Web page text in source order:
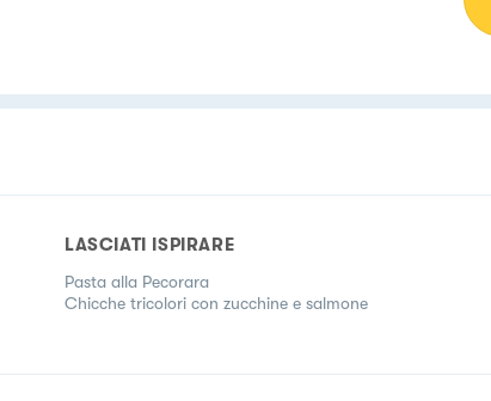
LASCIATI ISPIRARE
Pasta alla Pecorara
Chicche tricolori con zucchine e salmone